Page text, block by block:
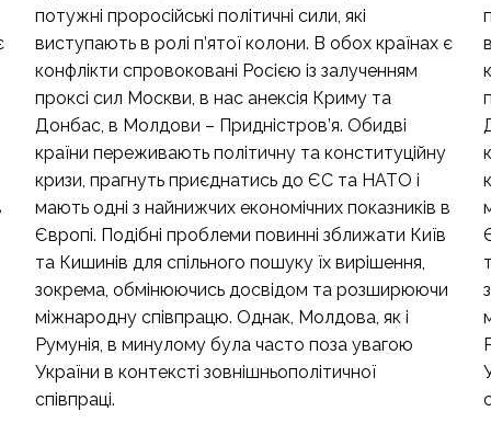
потужні проросійські політичні сили, які
виступають в ролі п’ятої колони. В обох країнах є
конфлікти спровоковані Росією із залученням
проксі сил Москви, в нас анексія Криму та
Донбас, в Молдови – Придністров’я. Обидві
країни переживають політичну та конституційну
кризи, прагнуть приєднатись до ЄС та НАТО і
мають одні з найнижчих економічних показників в
Європі. Подібні проблеми повинні зближати Київ
та Кишинів для спільного пошуку їх вирішення,
зокрема, обмінюючись досвідом та розширюючи
міжнародну співпрацю. Однак, Молдова, як і
Румунія, в минулому була часто поза увагою
України в контексті зовнішньополітичної
співпраці.